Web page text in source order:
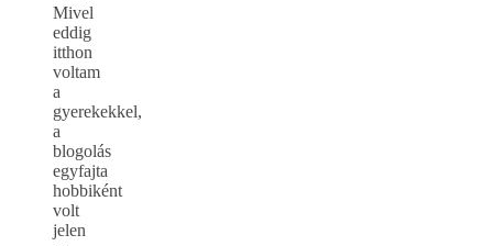
Mivel
eddig
itthon
voltam
a
gyerekekkel,
a
blogolás
egyfajta
hobbiként
volt
jelen